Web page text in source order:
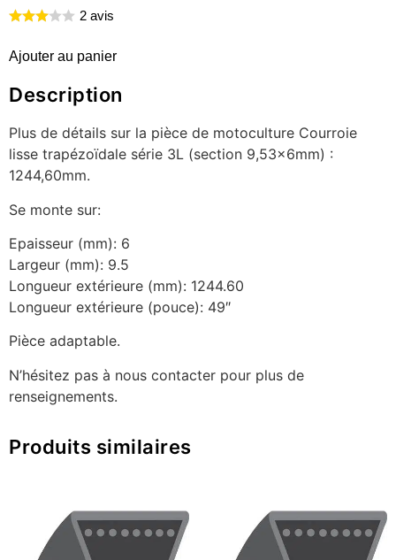
2 avis
Ajouter au panier
Description
Plus de détails sur la pièce de motoculture Courroie
lisse trapézoïdale série 3L (section 9,53x6mm) :
1244,60mm.
Se monte sur:
Epaisseur (mm): 6
Largeur (mm): 9.5
Longueur extérieure (mm): 1244.60
Longueur extérieure (pouce): 49″
Pièce adaptable.
N’hésitez pas à nous contacter pour plus de
renseignements.
Produits similaires